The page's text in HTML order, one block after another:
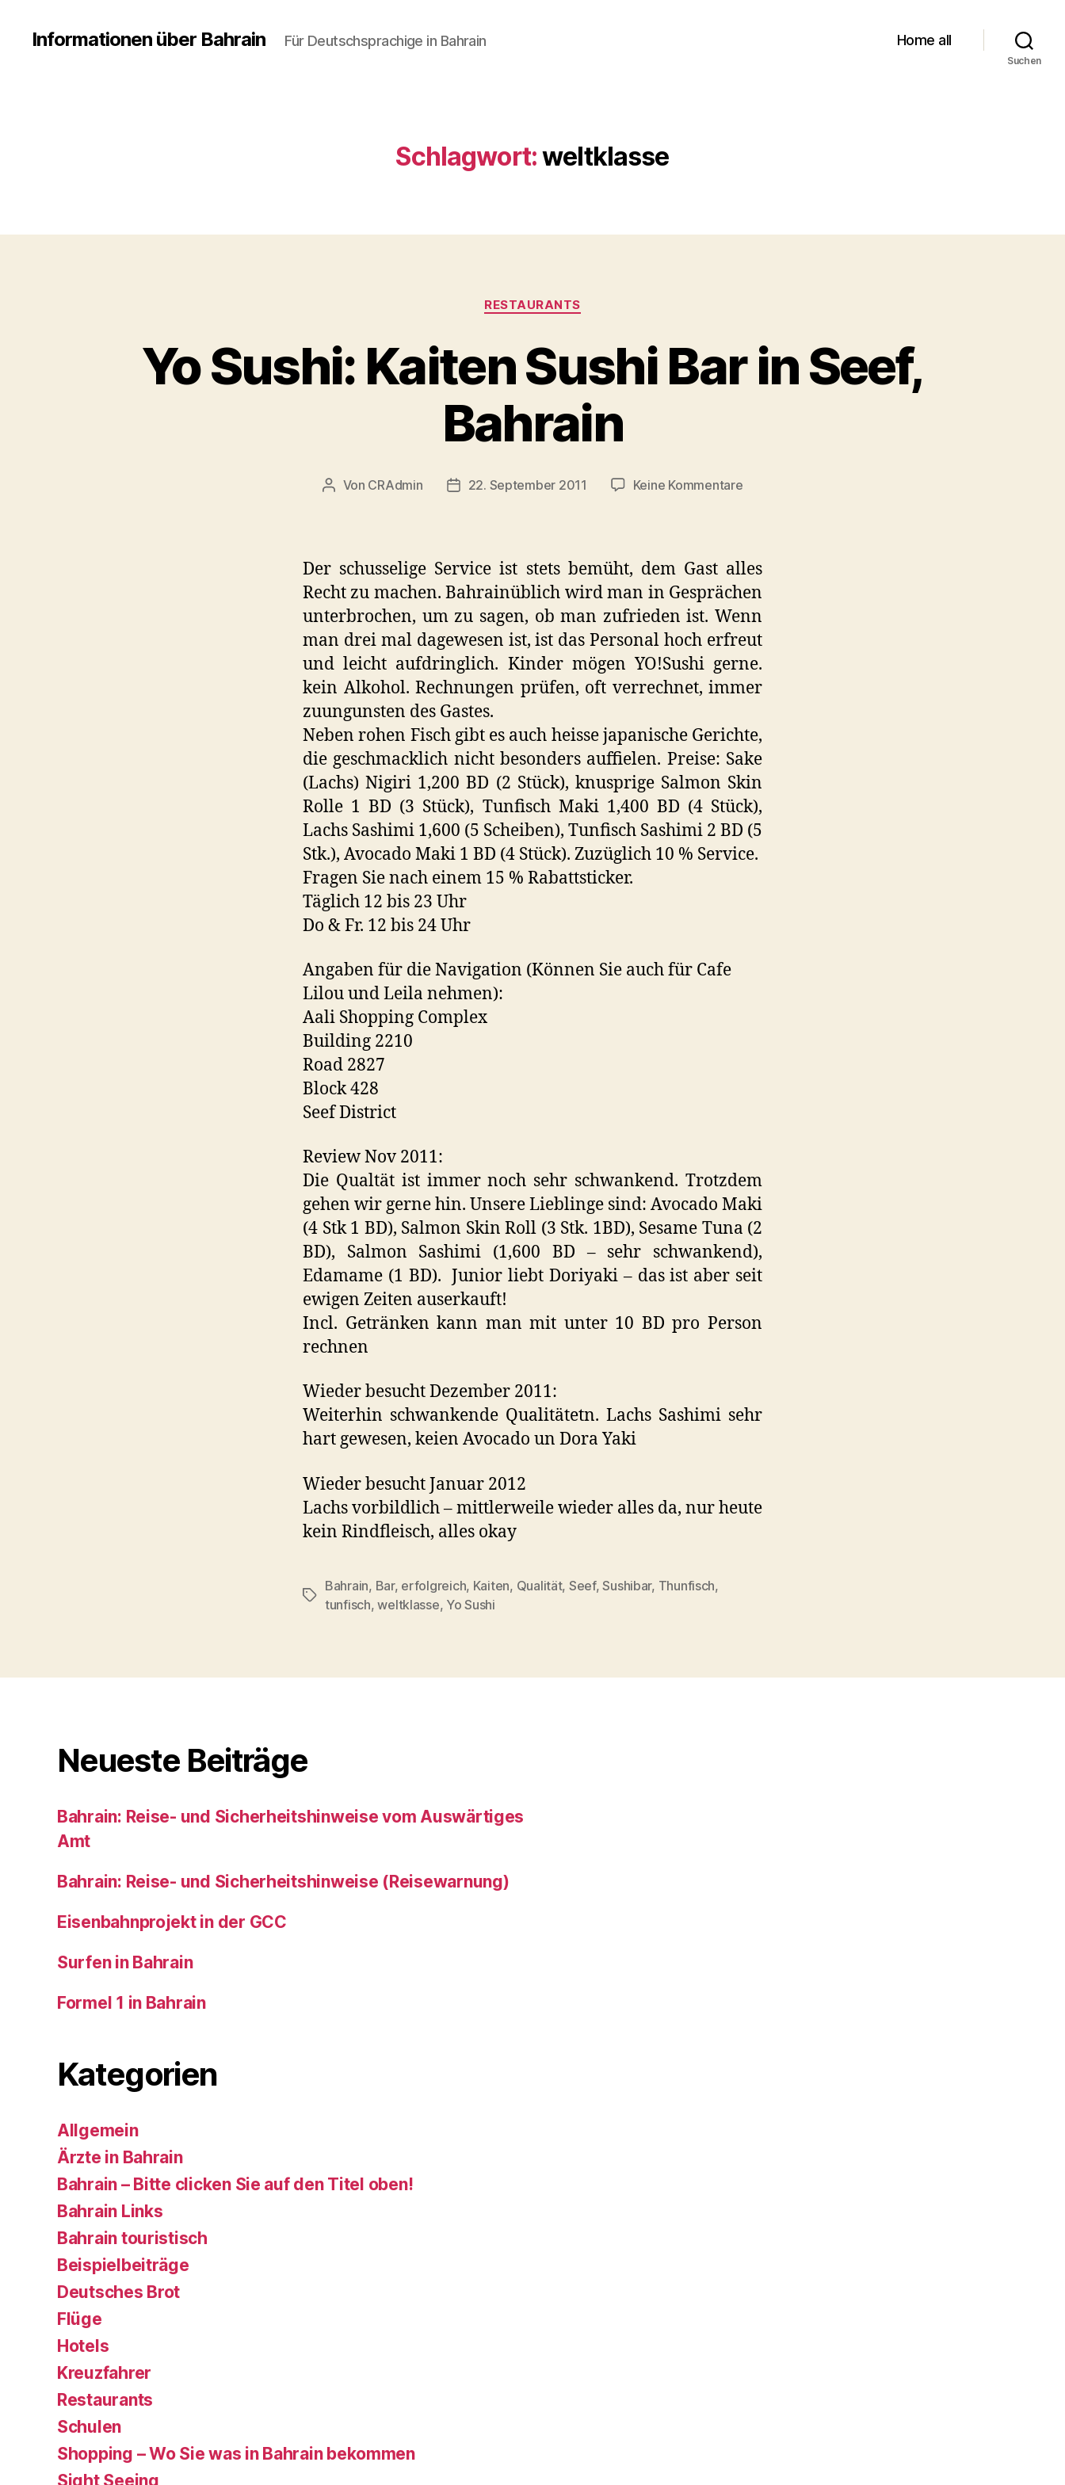
Informationen über Bahrain Für Deutschsprachige in Bahrain Home all
Suchen
Schlagwort:weltklasse
Kategorien
RESTAURANTS
Yo Sushi: Kaiten Sushi Bar in Seef,
Bahrain
Beitragsautor
Von CRAdmin Veröffentlichungsdatum
22. September 2011 Keine Kommentarezu
Sushi
Bar
in
Seef,
Bahrain
Der schusselige Service ist stets bemüht, dem Gast alles
Recht zu machen. Bahrainüblich wird man in Gesprächen
unterbrochen, um zu sagen, ob man zufrieden ist. Wenn
man drei mal dagewesen ist, ist das Personal hoch erfreut
und leicht aufdringlich. Kinder mögen YO!Sushi gerne.
kein Alkohol. Rechnungen prüfen, oft verrechnet, immer
zuungunsten des Gastes.
Neben rohen Fisch gibt es auch heisse japanische Gerichte,
die geschmacklich nicht besonders auffielen. Preise: Sake
(Lachs) Nigiri 1,200 BD (2 Stück), knusprige Salmon Skin
Rolle 1 BD (3 Stück), Tunfisch Maki 1,400 BD (4 Stück),
Lachs Sashimi 1,600 (5 Scheiben), Tunfisch Sashimi 2 BD (5
Stk.), Avocado Maki 1 BD (4 Stück). Zuzüglich 10 % Service.
Fragen Sie nach einem 15 % Rabattsticker.
Täglich 12 bis 23 Uhr
Do & Fr. 12 bis 24 Uhr
Angaben für die Navigation (Können Sie auch für Cafe
Lilou und Leila nehmen):
Aali Shopping Complex
Building 2210
Road 2827
Block 428
Seef District
Review Nov 2011:
Die Qualtät ist immer noch sehr schwankend. Trotzdem
gehen wir gerne hin. Unsere Lieblinge sind: Avocado Maki
(4 Stk 1 BD), Salmon Skin Roll (3 Stk. 1BD), Sesame Tuna (2
BD), Salmon Sashimi (1,600 BD – sehr schwankend),
Edamame (1 BD). Junior liebt Doriyaki – das ist aber seit
ewigen Zeiten auserkauft!
Incl. Getränken kann man mit unter 10 BD pro Person
rechnen
Wieder besucht Dezember 2011:
Weiterhin schwankende Qualitätetn. Lachs Sashimi sehr
hart gewesen, keien Avocado un Dora Yaki
Wieder besucht Januar 2012
Lachs vorbildlich – mittlerweile wieder alles da, nur heute
kein Rindfleisch, alles okay
Schlagwörter
Bahrain, Bar, erfolgreich, Kaiten, Qualität, Seef,Sushibar, Thunfisch,
tunfisch,weltklasse, Yo Sushi
Neueste Beiträge
Bahrain: Reise- und Sicherheitshinweise vom Auswärtiges
Amt
Bahrain: Reise- und Sicherheitshinweise (Reisewarnung)
Eisenbahnprojekt in der GCC
Surfen in Bahrain
Formel 1 in Bahrain
Kategorien
Allgemein
Ärzte in Bahrain
Bahrain – Bitte clicken Sie auf den Titel oben!
Bahrain Links
Bahrain touristisch
Beispielbeiträge
Deutsches Brot
Flüge
Hotels
Kreuzfahrer
Restaurants
Schulen
Shopping – Wo Sie was in Bahrain bekommen
Sight Seeing